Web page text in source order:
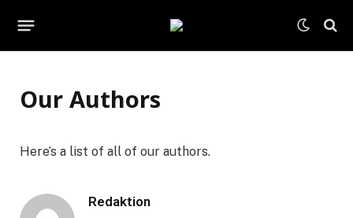
Our Authors
Here’s a list of all of our authors.
Redaktion